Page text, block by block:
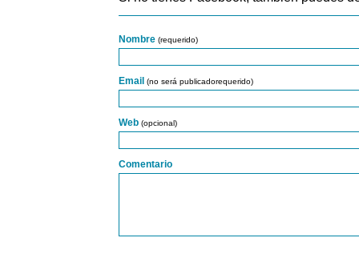
Nombre (requerido)
Email (no será publicadorequerido)
Web (opcional)
Comentario